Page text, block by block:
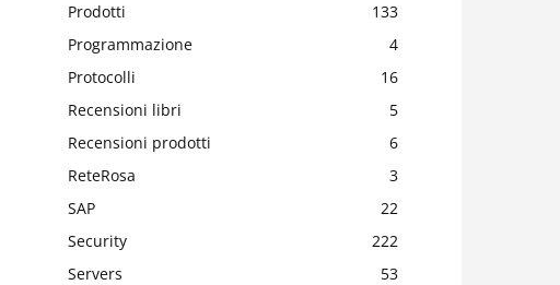
Prodotti
133
Programmazione
4
Protocolli
16
Recensioni libri
5
Recensioni prodotti
6
ReteRosa
3
SAP
22
Security
222
Servers
53